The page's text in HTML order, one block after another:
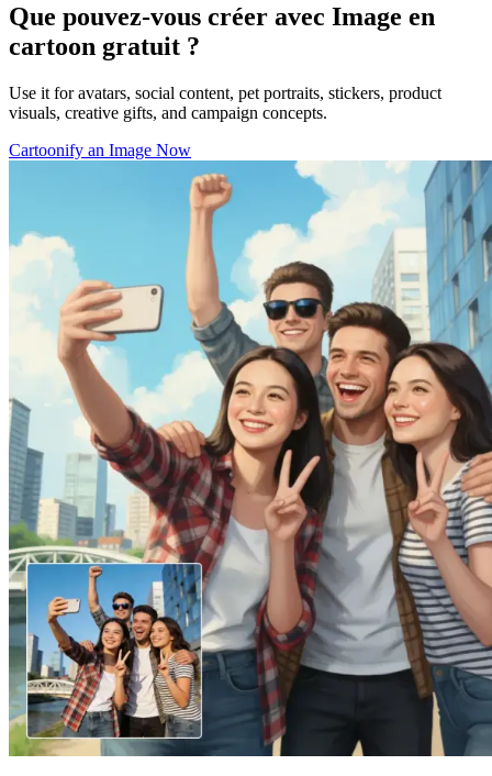
Que pouvez-vous créer avec Image en
cartoon gratuit ?
Use it for avatars, social content, pet portraits, stickers, product
visuals, creative gifts, and campaign concepts.
Cartoonify an Image Now